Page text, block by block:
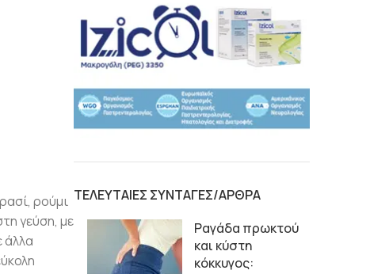
ρούμι
γεύση, με
άλλα
ΤΕΛΕΥΤΑΙΕΣ ΣΥΝΤΑΓΕΣ/ΑΡΘΡΑ
Ραγάδα πρωκτού
και κύστη
κόκκυγος: